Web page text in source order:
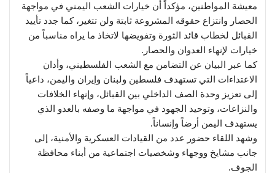
معيشة المواطنين، مؤكداً أن خيارات الشعب اليمني في مواجهة
الحصار وانتزاع حقوقه المشروعة ثابتة ولن تتغير، كما جدد تأييد
القبائل لخطاب قائد الثورة وتفويضها لاتخاذ ما يراه مناسباً من
خيارات لإنهاء العدوان والحصار.
كما عبر البيان عن التضامن مع الشعب الفلسطيني، وأدان
الاعتداءات التي تستهدف فلسطين ولبنان وإيران واليمن، داعياً
إلى تعزيز وحدة الصف الداخلي بين القبائل، وإنهاء الخلافات
والنزاعات، وتوحيد الجهود في مواجهة ما وصفه بالعدو الذي
يستهدف اليمن أرضاً وإنساناً.
وشهد اللقاء حضور عدد من القيادات العسكرية والأمنية، إلى
جانب مشايخ ووجهاء وشخصيات اجتماعية من أبناء محافظة
الجوف.